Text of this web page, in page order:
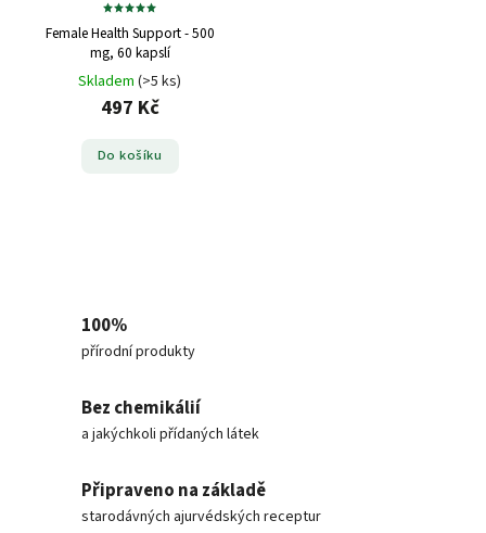
Female Health Support - 500
mg, 60 kapslí
Skladem (>5 ks)
497 Kč
Do košíku
100%
přírodní produkty
Bez chemikálií
a jakýchkoli přídaných látek
Připraveno na základě
starodávných ajurvédských receptur